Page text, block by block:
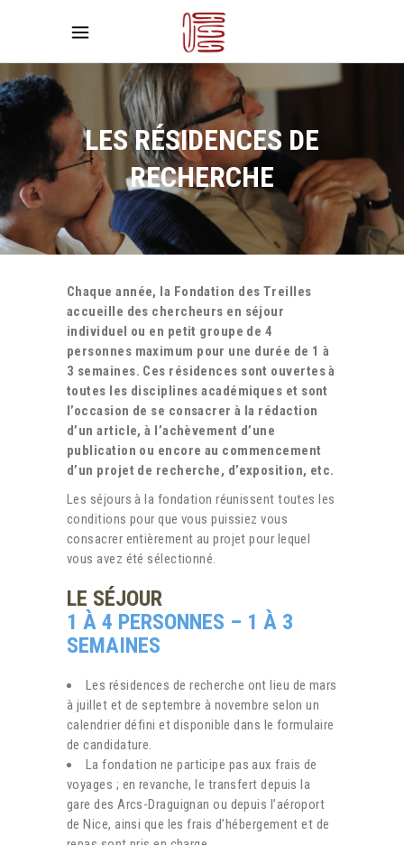
LES RÉSIDENCES DE
RECHERCHE
Chaque année, la Fondation des Treilles
accueille des chercheurs en séjour
individuel ou en petit groupe de 4
personnes maximum pour une durée de 1 à
3 semaines. Ces résidences sont ouvertes à
toutes les disciplines académiques et sont
l’occasion de se consacrer à la rédaction
d’un article, à l’achèvement d’une
publication ou encore au commencement
d’un projet de recherche, d’exposition, etc.
Les séjours à la fondation réunissent toutes les
conditions pour que vous puissiez vous
consacrer entièrement au projet pour lequel
vous avez été sélectionné.
LE SÉJOUR
1 À 4 PERSONNES – 1 À 3
SEMAINES
Les résidences de recherche ont lieu de mars
à juillet et de septembre à novembre selon un
calendrier défini et disponible dans le formulaire
de candidature.
La fondation ne participe pas aux frais de
voyages ; en revanche, le transfert depuis la
gare des Arcs-Draguignan ou depuis l’aéroport
de Nice, ainsi que les frais d’hébergement et de